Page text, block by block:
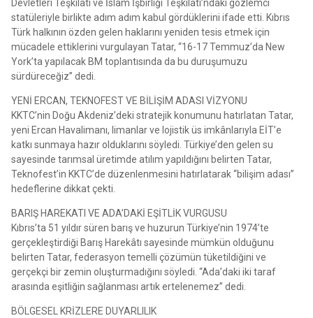
Devletleri Teşkilatı ve İslam İşbirliği Teşkilatı’ndaki gözlemci
statüleriyle birlikte adım adım kabul gördüklerini ifade etti. Kıbrıs
Türk halkının özden gelen haklarını yeniden tesis etmek için
mücadele ettiklerini vurgulayan Tatar, “16-17 Temmuz’da New
York’ta yapılacak BM toplantısında da bu duruşumuzu
sürdüreceğiz” dedi.
YENİ ERCAN, TEKNOFEST VE BİLİŞİM ADASI VİZYONU
KKTC’nin Doğu Akdeniz’deki stratejik konumunu hatırlatan Tatar,
yeni Ercan Havalimanı, limanlar ve lojistik üs imkânlarıyla EİT’e
katkı sunmaya hazır olduklarını söyledi. Türkiye’den gelen su
sayesinde tarımsal üretimde atılım yapıldığını belirten Tatar,
Teknofest’in KKTC’de düzenlenmesini hatırlatarak “bilişim adası”
hedeflerine dikkat çekti.
BARIŞ HAREKATI VE ADA’DAKİ EŞİTLİK VURGUSU
Kıbrıs’ta 51 yıldır süren barış ve huzurun Türkiye’nin 1974’te
gerçekleştirdiği Barış Harekâtı sayesinde mümkün olduğunu
belirten Tatar, federasyon temelli çözümün tüketildiğini ve
gerçekçi bir zemin oluşturmadığını söyledi. “Ada’daki iki taraf
arasında eşitliğin sağlanması artık ertelenemez” dedi.
BÖLGESEL KRİZLERE DUYARLILIK